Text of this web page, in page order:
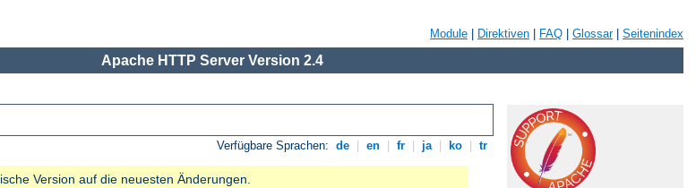
Module Direktiven FAQ Glossar| Seitenindex
Apache HTTP Server Version 2.4
Verfügbare Sprachen: de en fr ja ko tr
Version auf die neuesten Änderungen.